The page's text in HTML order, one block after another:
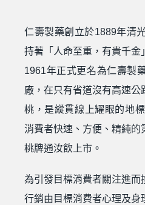
仁壽製藥創立於1889年清
持著「人命至重，有貴千金
1961年正式更名為仁壽製
廠，在只有省道沒有高速公
桃，是縱貫線上耀眼的地
消費者快速、方便、精純的
桃牌通汝飲上市。
為引發目標消費者關注進而
行銷由目標消費者心理及身